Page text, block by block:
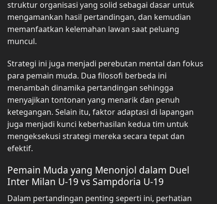
struktur organisasi yang solid sebagai dasar untuk
mengamankan hasil pertandingan, dan kemudian
memanfaatkan kelemahan lawan saat peluang
muncul.
Strategi ini juga menjadi perebutan mental dan fokus
para pemain muda. Dua filosofi berbeda ini
menambah dinamika pertandingan sehingga
menyajikan tontonan yang menarik dan penuh
ketegangan. Selain itu, faktor adaptasi di lapangan
juga menjadi kunci keberhasilan kedua tim untuk
mengeksekusi strategi mereka secara tepat dan
efektif.
Pemain Muda yang Menonjol dalam Duel
Inter Milan U-19 vs Sampdoria U-19
Dalam pertandingan penting seperti ini, perhatian